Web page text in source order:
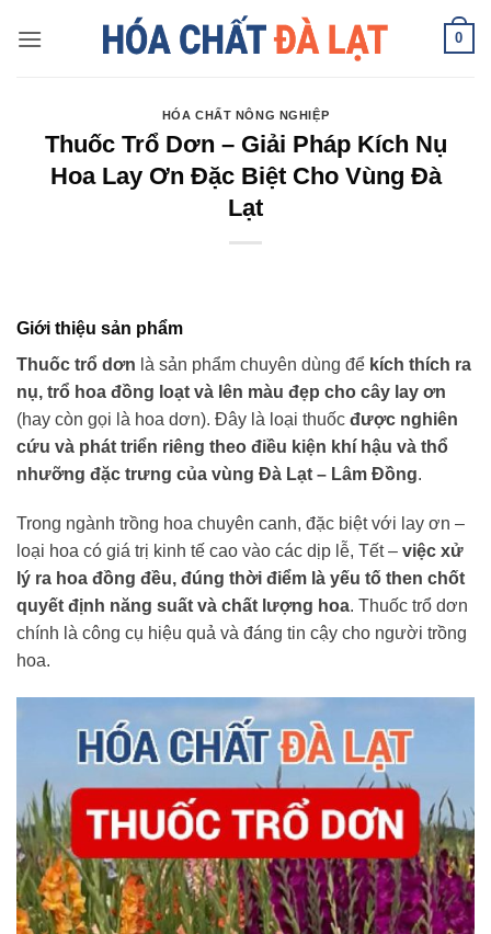
0
HÓA CHẤT NÔNG NGHIỆP
Thuốc Trổ Dơn – Giải Pháp Kích Nụ
Hoa Lay Ơn Đặc Biệt Cho Vùng Đà
Lạt
Giới thiệu sản phẩm
Thuốc trổ dơn là sản phẩm chuyên dùng để kích thích ra
nụ, trổ hoa đồng loạt và lên màu đẹp cho cây lay ơn
(hay còn gọi là hoa dơn). Đây là loại thuốc được nghiên
cứu và phát triển riêng theo điều kiện khí hậu và thổ
nhưỡng đặc trưng của vùng Đà Lạt – Lâm Đồng.
Trong ngành trồng hoa chuyên canh, đặc biệt với lay ơn –
loại hoa có giá trị kinh tế cao vào các dịp lễ, Tết – việc xử
lý ra hoa đồng đều, đúng thời điểm là yếu tố then chốt
quyết định năng suất và chất lượng hoa. Thuốc trổ dơn
chính là công cụ hiệu quả và đáng tin cậy cho người trồng
hoa.